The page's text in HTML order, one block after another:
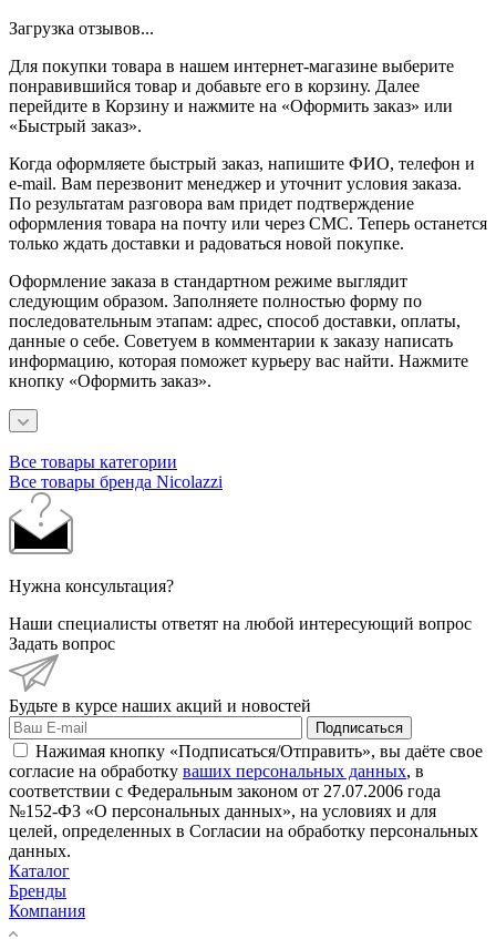
Загрузка отзывов...
Для покупки товара в нашем интернет-магазине выберите
понравившийся товар и добавьте его в корзину. Далее
перейдите в Корзину и нажмите на «Оформить заказ» или
«Быстрый заказ».
Когда оформляете быстрый заказ, напишите ФИО, телефон и
e-mail. Вам перезвонит менеджер и уточнит условия заказа.
По результатам разговора вам придет подтверждение
оформления товара на почту или через СМС. Теперь останется
только ждать доставки и радоваться новой покупке.
Оформление заказа в стандартном режиме выглядит
следующим образом. Заполняете полностью форму по
последовательным этапам: адрес, способ доставки, оплаты,
данные о себе. Советуем в комментарии к заказу написать
информацию, которая поможет курьеру вас найти. Нажмите
кнопку «Оформить заказ».
Все товары категории
Все товары бренда Nicolazzi
Нужна консультация?
Наши специалисты ответят на любой интересующий вопрос
Задать вопрос
Будьте в курсе наших акций и новостей
Подписаться
Нажимая кнопку «Подписаться/Отправить», вы даёте свое
согласие на обработку ваших персональных данных, в
соответствии с Федеральным законом от 27.07.2006 года
№152-ФЗ «О персональных данных», на условиях и для
целей, определенных в Согласии на обработку персональных
данных.
Каталог
Бренды
Компания